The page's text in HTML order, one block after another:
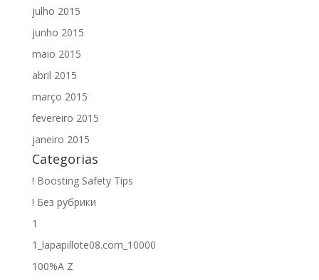
julho 2015
junho 2015
maio 2015
abril 2015
março 2015
fevereiro 2015
janeiro 2015
Categorias
! Boosting Safety Tips
! Без рубрики
1
1_lapapillote08.com_10000
100%A Z